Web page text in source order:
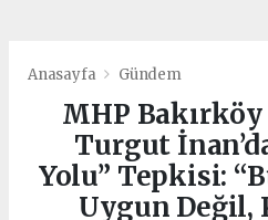
Anasayfa Gündem
MHP Bakırköy
Turgut
Yolu” Tepkisi:
Uygun Değil,